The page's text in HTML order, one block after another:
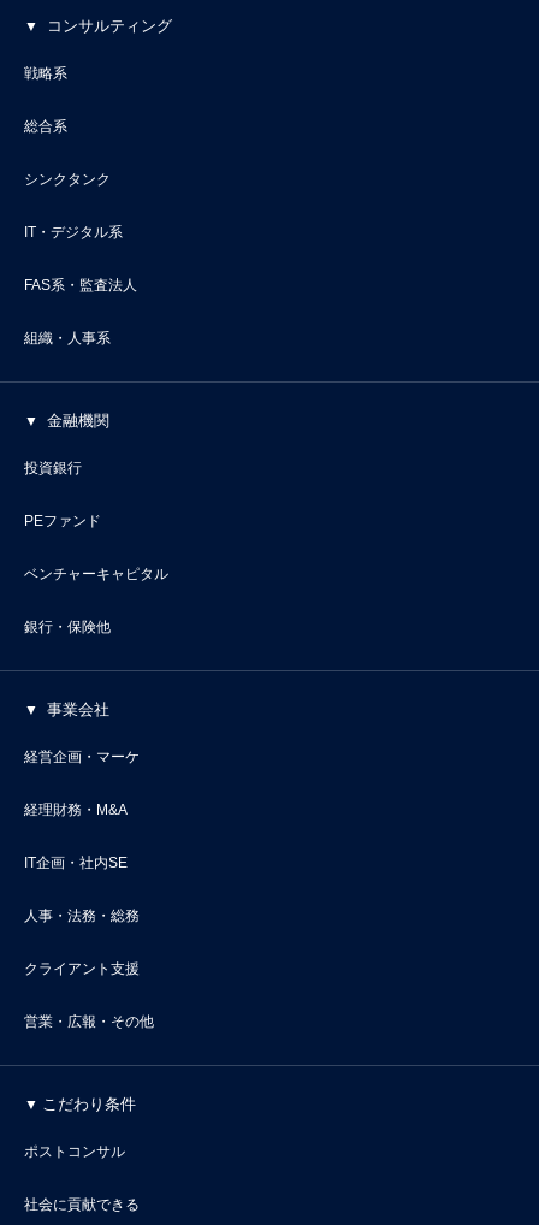
コンサルティング
戦略系
総合系
シンクタンク
IT・デジタル系
FAS系・監査法人
組織・人事系
金融機関
投資銀行
PEファンド
ベンチャーキャピタル
銀行・保険他
事業会社
経営企画・マーケ
経理財務・M&A
IT企画・社内SE
人事・法務・総務
クライアント支援
営業・広報・その他
こだわり条件
ポストコンサル
社会に貢献できる